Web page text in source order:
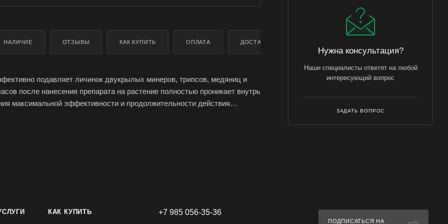
НАЛИЧИЕ ОТЗЫВЫ КАК КУПИТЬ ОПЛАТА ДОСТАВКА
подавляет личинок двукрылых минеров, трипсов, медяниц и
после нанесения препарата на растение полностью проникает внутрь
максимальной эффективности и продолжительности действия
порога вредоносности. Опрыскивание должно обеспечивать
эффективность против клещей\, резистентных к другим акарицидам\,
Нужна консультация?
Наши специалисты ответят на любой
интересующий вопрос
ЗАДАТЬ ВОПРОС
КАК КУПИТЬ +7 985 056-35-36
ПОДПИСАТЬСЯ НА